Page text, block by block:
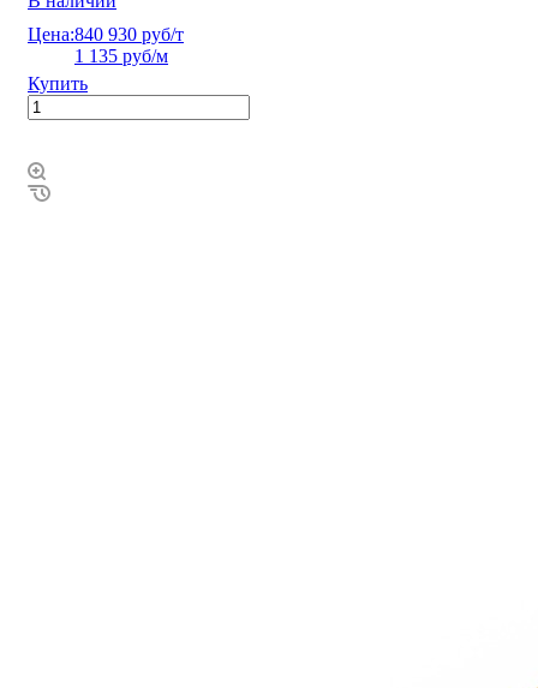
Цена:840 930 руб/т
1 135 руб/м
Купить